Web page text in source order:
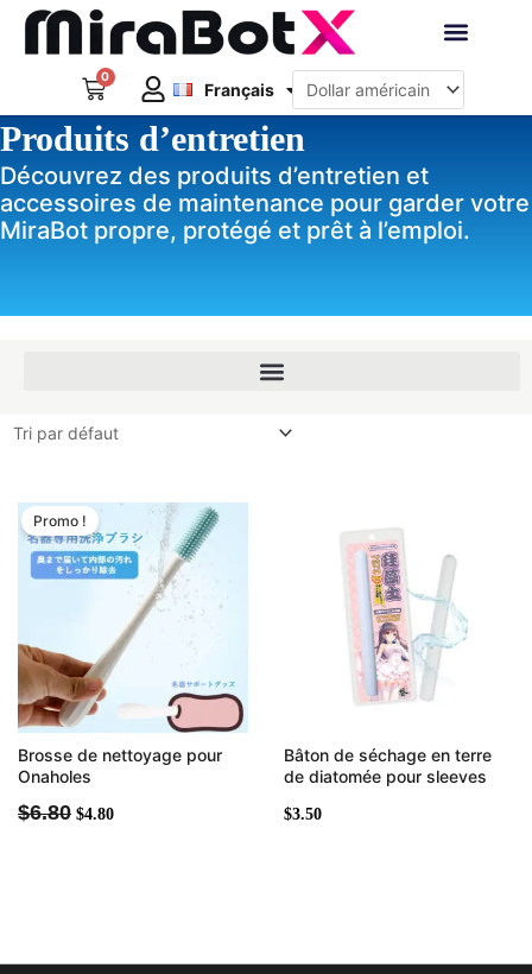
Aller
0
Panier Français
Deutsch
日本語
Produits d’entretien
Découvrez des produits d’entretien et
accessoires de maintenance pour garder votre
MiraBot propre, protégé et prêt à l’emploi.
Promo !
Brosse de nettoyage pour
Onaholes
$6.80
prix
initial
était :
$6.80.
$4.80
actuel
est :
$4.80.
Bâton de séchage en terre
de diatomée pour sleeves
$3.50